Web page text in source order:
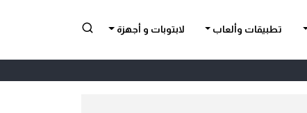
تطبيقات وألعاب لابتوبات و أجهزة